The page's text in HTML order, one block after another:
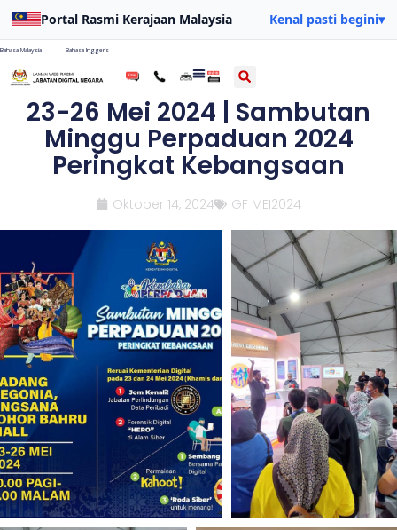
Portal Rasmi Kerajaan Malaysia Kenal pasti begini▾
Bahasa Malaysia Bahasa Inggeris
23-26 Mei 2024 | Sambutan
Minggu Perpaduan 2024
Peringkat Kebangsaan
Oktober 14, 2024 GF MEI2024